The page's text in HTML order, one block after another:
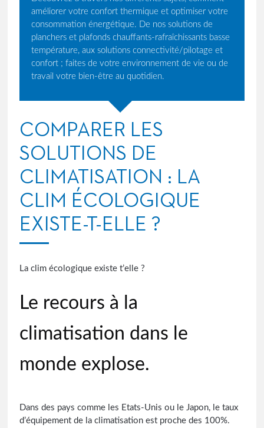
améliorer votre confort thermique et optimiser votre
consommation énergétique. De nos solutions de
planchers et plafonds chauffants-rafraîchissants basse
température, aux solutions connectivité/pilotage et
confort ; faites de votre environnement de vie ou de
travail votre bien-être au quotidien.
COMPARER LES
SOLUTIONS DE
CLIMATISATION : LA
CLIM ÉCOLOGIQUE
EXISTE-T-ELLE ?
La clim écologique existe t’elle ?
Le recours à la
climatisation dans le
monde explose.
Dans des pays comme les Etats-Unis ou le Japon, le taux
d’équipement de la climatisation est proche des 100%.